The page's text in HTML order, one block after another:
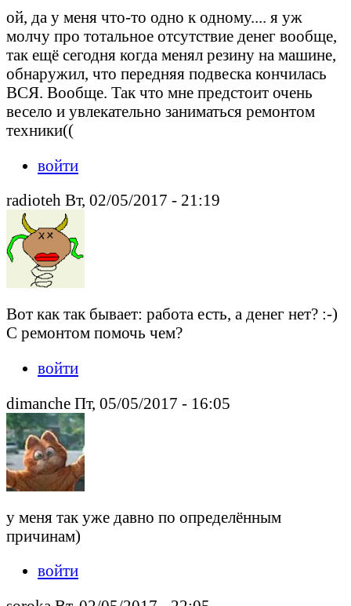
ой, да у меня что-то одно к одному.... я уж
молчу про тотальное отсутствие денег вообще,
так ещё сегодня когда менял резину на машине,
обнаружил, что передняя подвеска кончилась
ВСЯ. Вообще. Так что мне предстоит очень
весело и увлекательно заниматься ремонтом
техники((
войти
radioteh Вт, 02/05/2017 - 21:19
Вот как так бывает: работа есть, а денег нет? :-)
С ремонтом помочь чем?
войти
dimanche Пт, 05/05/2017 - 16:05
у меня так уже давно по определённым
причинам)
войти